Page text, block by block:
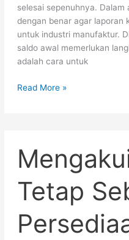
selesai sepenuhnya.
dengan benar agar laporan
untuk industri manufaktur.
saldo awal memerlukan
adalah cara untuk
Read More »
Tetap
Aset
Tetap
Persediaan
Accurate
Online